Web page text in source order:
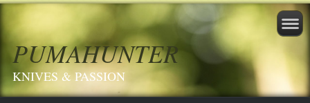
PUMAHUNTER
KNIVES & PASSION